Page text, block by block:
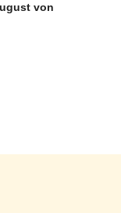
von